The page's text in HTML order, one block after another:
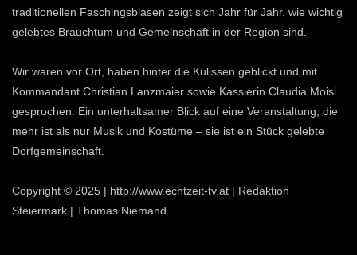
traditionellen Faschingsblasen zeigt sich Jahr für Jahr, wie wichtig
gelebtes Brauchtum und Gemeinschaft in der Region sind.
Wir waren vor Ort, haben hinter die Kulissen geblickt und mit
Kommandant Christian Lanzmaier sowie Kassierin Claudia Moisi
gesprochen. Ein unterhaltsamer Blick auf eine Veranstaltung, die
mehr ist als nur Musik und Kostüme – sie ist ein Stück gelebte
Dorfgemeinschaft.
Copyright © 2025 | http://www.echtzeit-tv.at | Redaktion
Steiermark | Thomas Niemand